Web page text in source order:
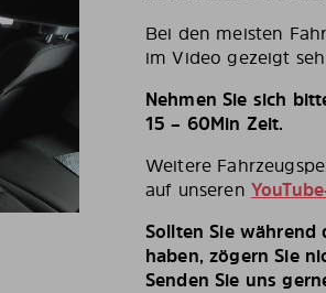
Bei den meisten
im Video gezeigt
Nehmen Sie sich
15 – 60Min Zeit.
Weitere
auf unseren
Sollten Sie während
haben, zögern Sie
Senden Sie uns